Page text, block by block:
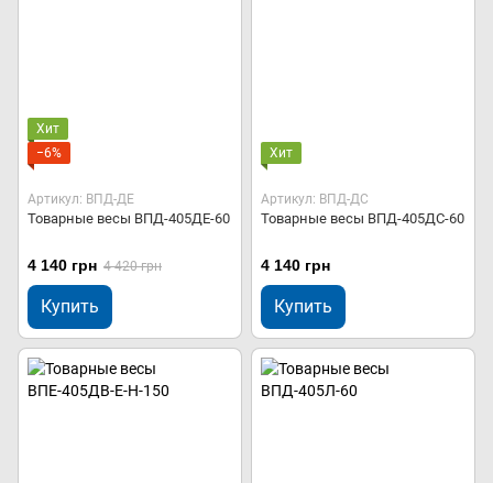
Хит
−6%
Артикул: ВПД-ДЕ
Товарные весы ВПД-405ДЕ-60
4 140 грн 4 420 грн
Купить
Хит
Артикул: ВПД-ДС
Товарные весы ВПД-405ДС-60
4 140 грн
Купить